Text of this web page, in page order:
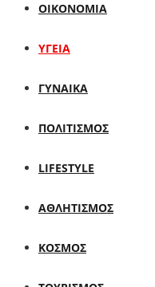
ΟΙΚΟΝΟΜΙΑ
ΥΓΕΙΑ
ΓΥΝΑΙΚΑ
ΠΟΛΙΤΙΣΜΟΣ
LIFESTYLE
ΑΘΛΗΤΙΣΜΟΣ
ΚΟΣΜΟΣ